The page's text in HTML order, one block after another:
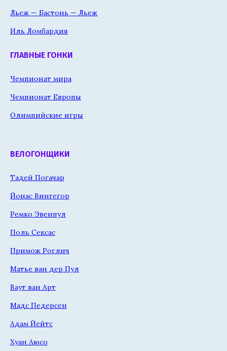
Льеж — Бастонь — Льеж
Иль Ломбардия
ГЛАВНЫЕ ГОНКИ
Чемпионат мира
Чемпионат Европы
Олимпийские игры
ВЕЛОГОНЩИКИ
Тадей Погачар
Йонас Вингегор
Ремко Эвенпул
Поль Сексас
Примож Роглич
Матье ван дер Пул
Ваут ван Арт
Мадс Педерсен
Адам Йейтс
Хуан Аюсо